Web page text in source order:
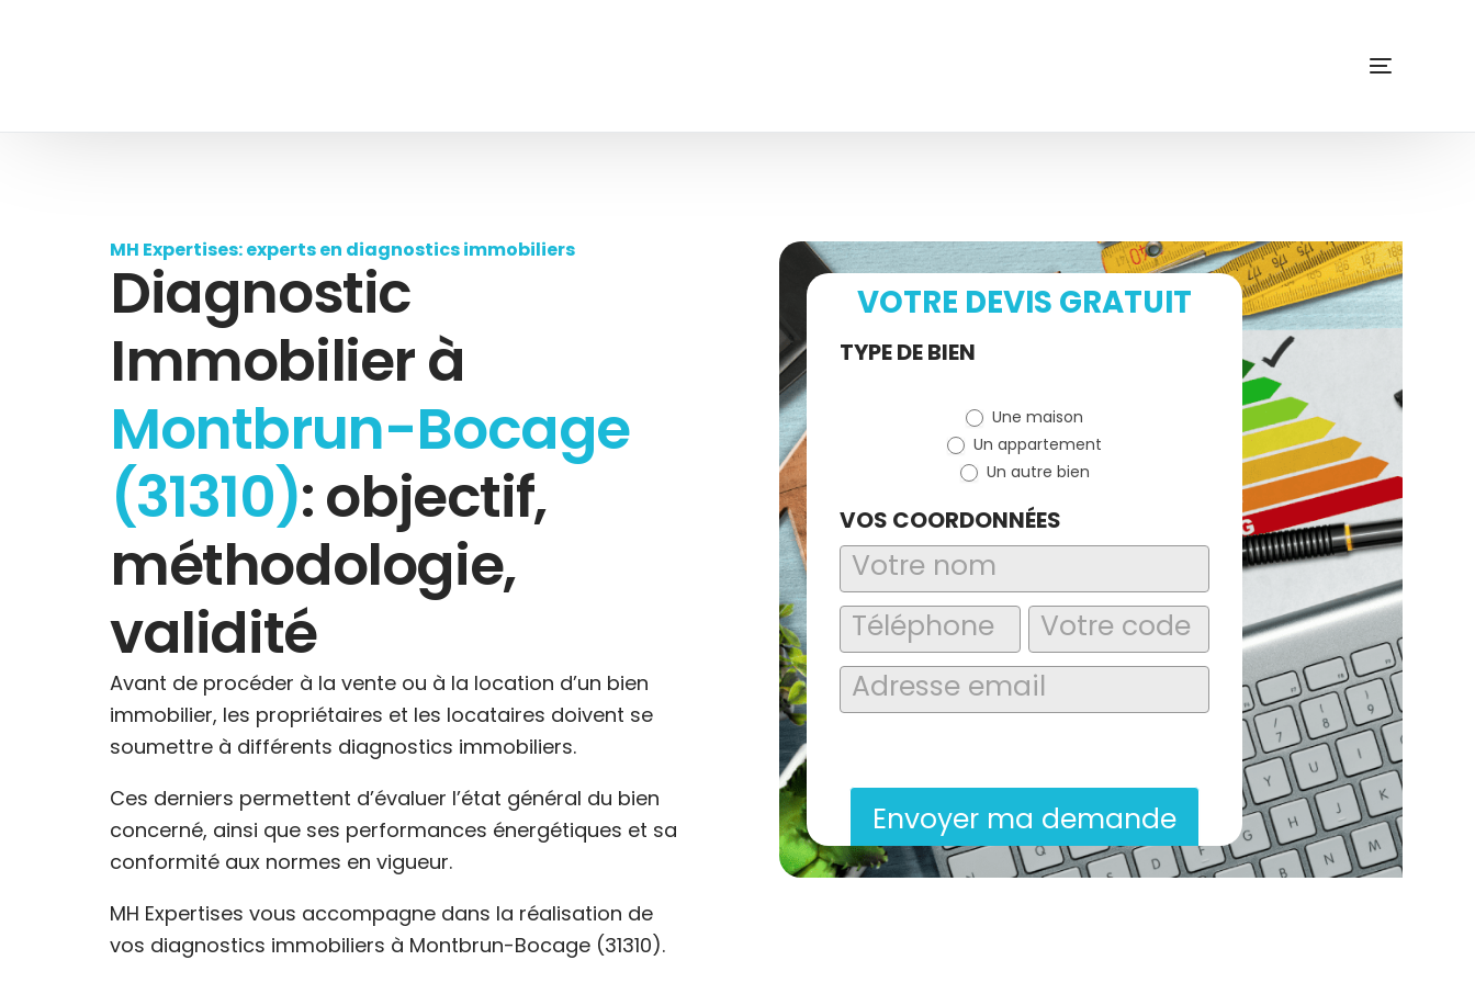
MH Expertises: experts en diagnostics immobiliers
Diagnostic
Immobilier à
Montbrun-Bocage
(31310): objectif,
méthodologie,
validité
Avant de procéder à la vente ou à la location d’un bien
immobilier, les propriétaires et les locataires doivent se
soumettre à différents diagnostics immobiliers.
Ces derniers permettent d’évaluer l’état général du bien
concerné, ainsi que ses performances énergétiques et sa
conformité aux normes en vigueur.
MH Expertises vous accompagne dans la réalisation de
vos diagnostics immobiliers à Montbrun-Bocage (31310).
VOTRE DEVIS GRATUIT
Demande
TYPE DE BIEN
Une maison
Un appartement
Un autre bien
VOS COORDONNÉES
Envoyer ma demande